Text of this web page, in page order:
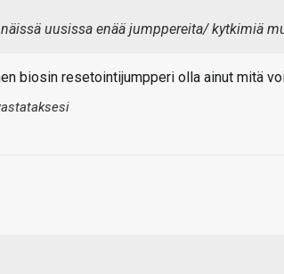
uusissa enää jumppereita/ kytkimiä
biosin resetointijumpperi olla ainut mitä